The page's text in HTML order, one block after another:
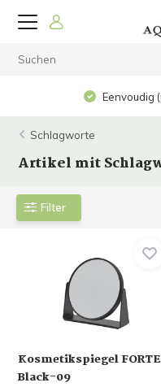
Eenvoudig
Schlagworte
Artikel mit
Filter
Kosmetikspiegel FORTE
Black-09